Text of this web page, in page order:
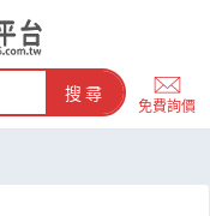
搜尋
免費詢價